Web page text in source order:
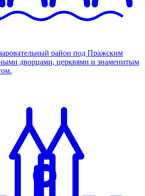
район под Пражским
дворцами, церквями и знаменитым